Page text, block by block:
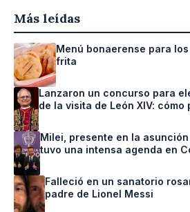
Más leídas
Menú bonaerense para
frita
Lanzaron un concurso para
de la visita de León XIV:
Milei, presente en la asunción
tuvo una intensa agenda en
Falleció en un sanatorio
padre de Lionel Messi